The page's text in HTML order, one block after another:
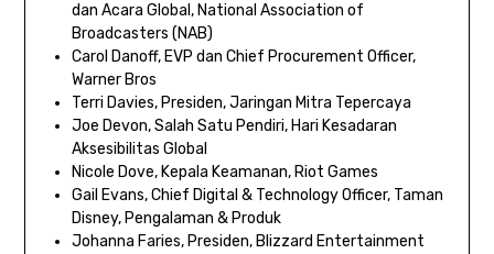
dan Acara Global, National Association of
Broadcasters (NAB)
Carol Danoff, EVP dan Chief Procurement Officer,
Warner Bros
Terri Davies, Presiden, Jaringan Mitra Tepercaya
Joe Devon, Salah Satu Pendiri, Hari Kesadaran
Aksesibilitas Global
Nicole Dove, Kepala Keamanan, Riot Games
Gail Evans, Chief Digital & Technology Officer, Taman
Disney, Pengalaman & Produk
Johanna Faries, Presiden, Blizzard Entertainment